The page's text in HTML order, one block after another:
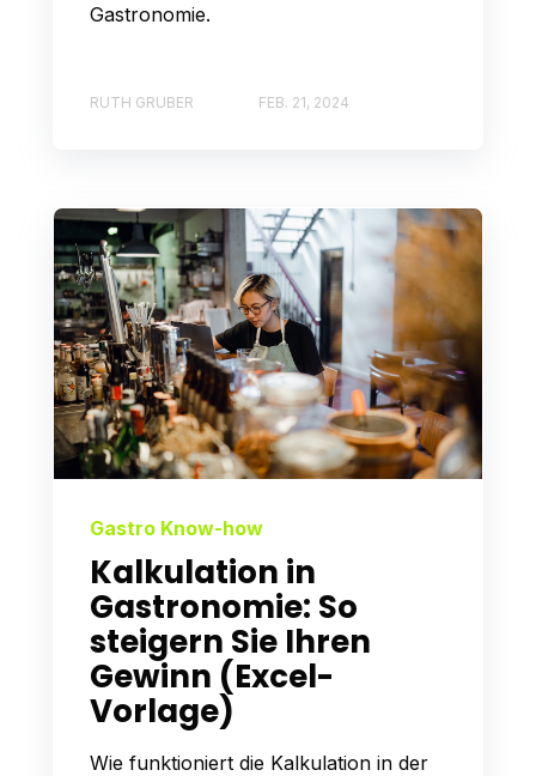
Gastronomie.
RUTH GRUBER FEB. 21, 2024
Gastro Know-how
Kalkulation in
Gastronomie: So
steigern Sie Ihren
Gewinn (Excel-
Vorlage)
Wie funktioniert die Kalkulation in der